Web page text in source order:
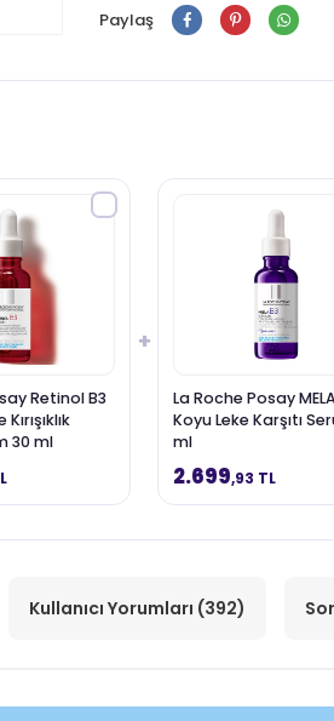
Paylaş
Retinol B3
30 ml
+
La Roche Posay
Koyu Leke Karşıtı
ml
2.699,93 TL
Kullanıcı Yorumları (392)